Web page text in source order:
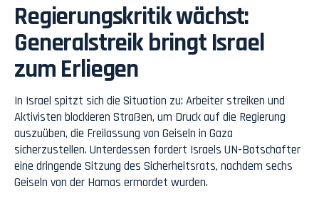
Regierungskritik wächst:
Generalstreik bringt Israel
zum Erliegen
In Israel spitzt sich die Situation zu: Arbeiter streiken und
Aktivisten blockieren Straßen, um Druck auf die Regierung
auszuüben, die Freilassung von Geiseln in Gaza
sicherzustellen. Unterdessen fordert Israels UN-Botschafter
eine dringende Sitzung des Sicherheitsrats, nachdem sechs
Geiseln von der Hamas ermordet wurden.